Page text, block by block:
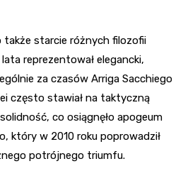
także starcie różnych filozofii
reprezentował elegancki,
za czasów Arriga Sacchiego
często stawiał na taktyczną
co osiągnęło apogeum
który w 2010 roku poprowadził
potrójnego triumfu.